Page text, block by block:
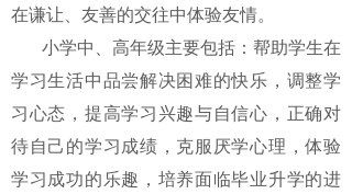
在谦让、友善的交往中体验友情。
小学中、高年级主要包括：帮助学生在
学习生活中品尝解决困难的快乐，调整学
习心态，提高学习兴趣与自信心，正确对
待自己的学习成绩，克服厌学心理，体验
学习成功的乐趣，培养面临毕业升学的进